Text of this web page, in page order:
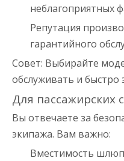
неблагоприятных
Репутация
гарантийного
Совет: Выбирайте
обслуживать и быстро
Для пассажирских
Вы отвечаете за
экипажа. Вам важно:
Вместимость